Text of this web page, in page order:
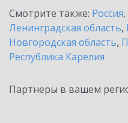
Смотрите также: Россия,
Ленинградская область,
Новгородская область,
Республика Карелия
Партнеры в вашем